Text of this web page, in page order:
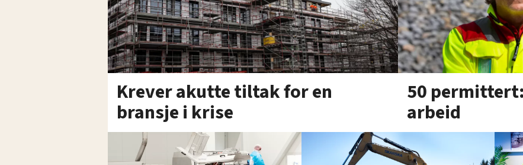
Krever akutte tiltak for en
bransje i krise
50
arbeid